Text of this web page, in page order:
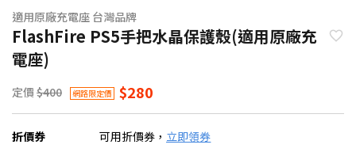
適用原廠充電座 台灣品牌
FlashFire PS5手把水晶保護殼(適用原廠充
電座)
定價 $400 網路限定價 $280
折價券 可用折價券， 立即領券